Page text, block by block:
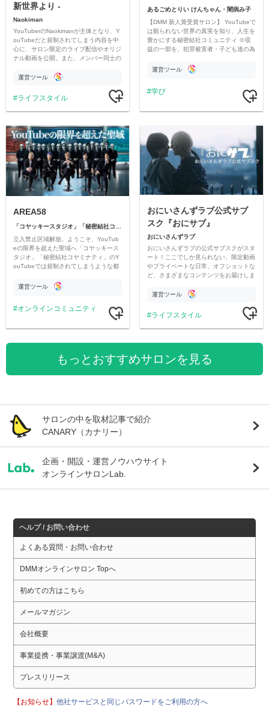
新世界より -
Naokiman
YouTuberのNaokimanが主体となり、Y
ouTubeだと規制されてしまう内容を中
心に、サロン限定のライブ配信やオリジ
ナル動画を公開。また、メンバー同士の
ただいています。
運営ツール
ライフスタイル
あるごめとりい けんちゃん・闇病み子
【DMM 新人賞受賞サロン】 YouTubeで
は観られない世界の真実を知り、人生を
豊かにする秘密結社コミュニティ ※収
益の一部を、犯罪被害者・子ども達の為
す運営ツール
学び
AREA58
立入禁止区域解放。ようこそ、YouTub
eの限界を超えた聖域へ「コヤッキース
タジオ」「秘密結社コヤミナティ」のY
ouTubeでは規制されてしまうような都
公開。
運営ツール
オンラインコミュニティ
おにいさんずラブ公式サブ
スク『おにサブ』
おにいさんずラブ
おにいさんずラブの公式サブスクがスタ
ート！ここでしか見られない、限定動画
やプライベートな日常、オフショットな
ど、さまざまなコンテンツをお届けしま
運営ツール
ライフスタイル
もっとおすすめサロンを見る
サロンの中を取材記事で紹介
CANARY（カナリー）
企画・開設・運営ノウハウサイト
オンラインサロンLab.
ヘルプ / お問い合わせ
よくある質問・お問い合わせ
DMMオンラインサロン Topへ
初めての方はこちら
メールマガジン
会社概要
事業提携・事業譲渡(M&A)
プレスリリース
【お知らせ】他社サービスと同じパスワードをご利用の方へ